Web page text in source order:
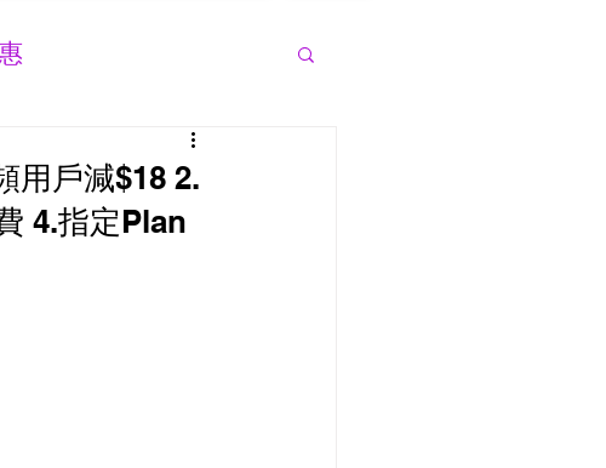
網上行 寬頻優惠
PCCW 寬頻優惠
用戶減$18 2.
4.指定Plan